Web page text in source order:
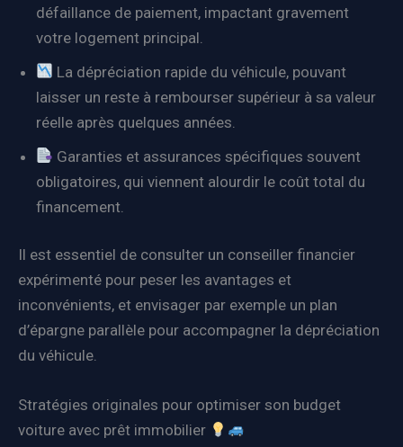
défaillance de paiement, impactant gravement
votre logement principal.
La dépréciation rapide du véhicule, pouvant
laisser un reste à rembourser supérieur à sa valeur
réelle après quelques années.
Garanties et assurances spécifiques souvent
obligatoires, qui viennent alourdir le coût total du
financement.
Il est essentiel de consulter un conseiller financier
expérimenté pour peser les avantages et
inconvénients, et envisager par exemple un plan
d’épargne parallèle pour accompagner la dépréciation
du véhicule.
Stratégies originales pour optimiser son budget
voiture avec prêt immobilier